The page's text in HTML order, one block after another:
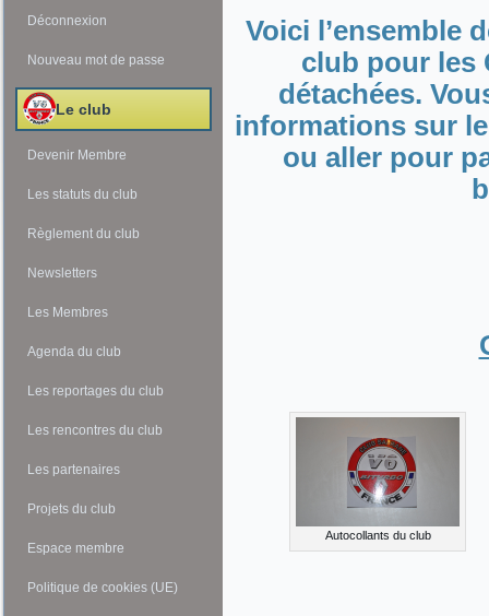
Déconnexion
Nouveau mot de passe
Le club
Devenir Membre
Les statuts du club
Règlement du club
Newsletters
Les Membres
Agenda du club
Les reportages du club
Les rencontres du club
Les partenaires
Projets du club
Espace membre
Politique de cookies (UE)
Voici l’ensemble
club pour les
détachées.
informations sur
ou aller pour
Autocollants du club